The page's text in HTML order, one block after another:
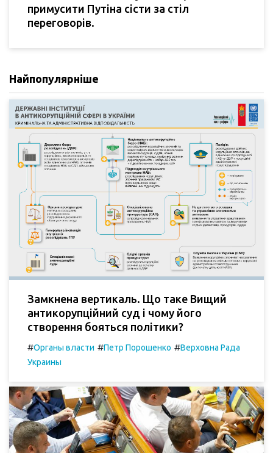
примусити Путіна сісти за стіл
переговорів.
Найпопулярніше
Замкнена вертикаль. Що таке Вищий
антикорупційний суд і чому його
створення бояться політики?
#Органы власти #Петр Порошенко #Верховна Рада
Украины